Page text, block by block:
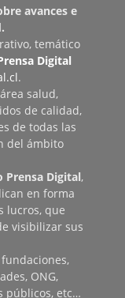
avances e
temático
Digital
.
salud,
de calidad,
de todas las
del ámbito
Prensa Digital,
en forma
lucros, que
visibilizar sus
ONG,
públicos, etc…